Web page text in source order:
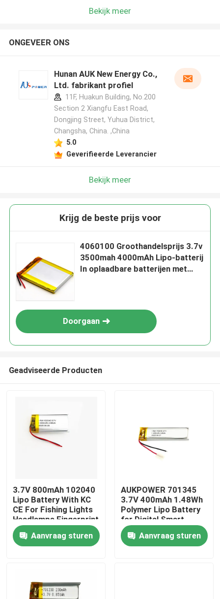
Thuis
Video's
Bekijk meer
ONGEVEER ONS
Hunan AUK New Energy Co.,
Ltd. fabrikant profiel
11F, Huakun Building, No.200
Section 2 Xiangfu East Road,
Dongjing Street, Yuhua District,
Changsha, China. ,China
5.0
Geverifieerde Leverancier
Bekijk meer
Krijg de beste prijs voor
4060100 Groothandelsprijs 3.7v
3500mah 4000mAh Lipo-batterij
In oplaadbare batterijen met
Doorgaan
Geadviseerde Producten
3.7V 800mAh 102040
Lipo Battery With KC
CE For Fishing Lights
Headlamps Fingerprint
Locks Beauty Devices
And Microphones
Aanvraag sturen
AUKPOWER 701345
3.7V 400mAh 1.48Wh
Polymer Lipo Battery
for Digital Smart
Speakers Bluetooth
Earphones and Facial
Cleansing Devices
Aanvraag sturen